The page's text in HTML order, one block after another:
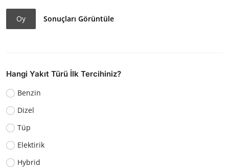
Oy Sonuçları Görüntüle
Hangi Yakıt Türü İlk Tercihiniz?
Benzin
Dizel
Tüp
Elektirik
Hybrid